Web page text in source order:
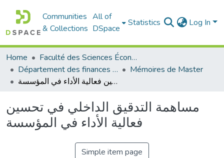
Communities
& Collections
All of
DSpace
Statistics Log In
Home
Faculté des Sciences Économiques Commerciales et des Sciences de Gestion
Département des finances et de comptabilité
Mémoires de Master
مساهمة التدقيق الداخلي في تحسين فعالية الأداء في المؤسسة
مساهمة التدقيق الداخلي في تحسين
فعالية الأداء في المؤسسة
Simple item page